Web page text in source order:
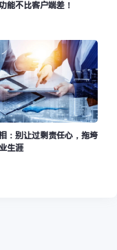
能不比客户端差！
：别让过剩责任心，拖垮
生涯